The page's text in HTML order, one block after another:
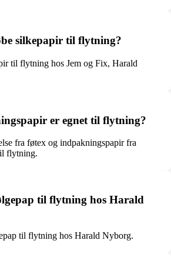
silkepapir til flytning?
til flytning hos Jem og Fix, Harald
er egnet til flytning?
fra føtex og indpakningspapir fra
flytning.
til flytning hos Harald
til flytning hos Harald Nyborg.